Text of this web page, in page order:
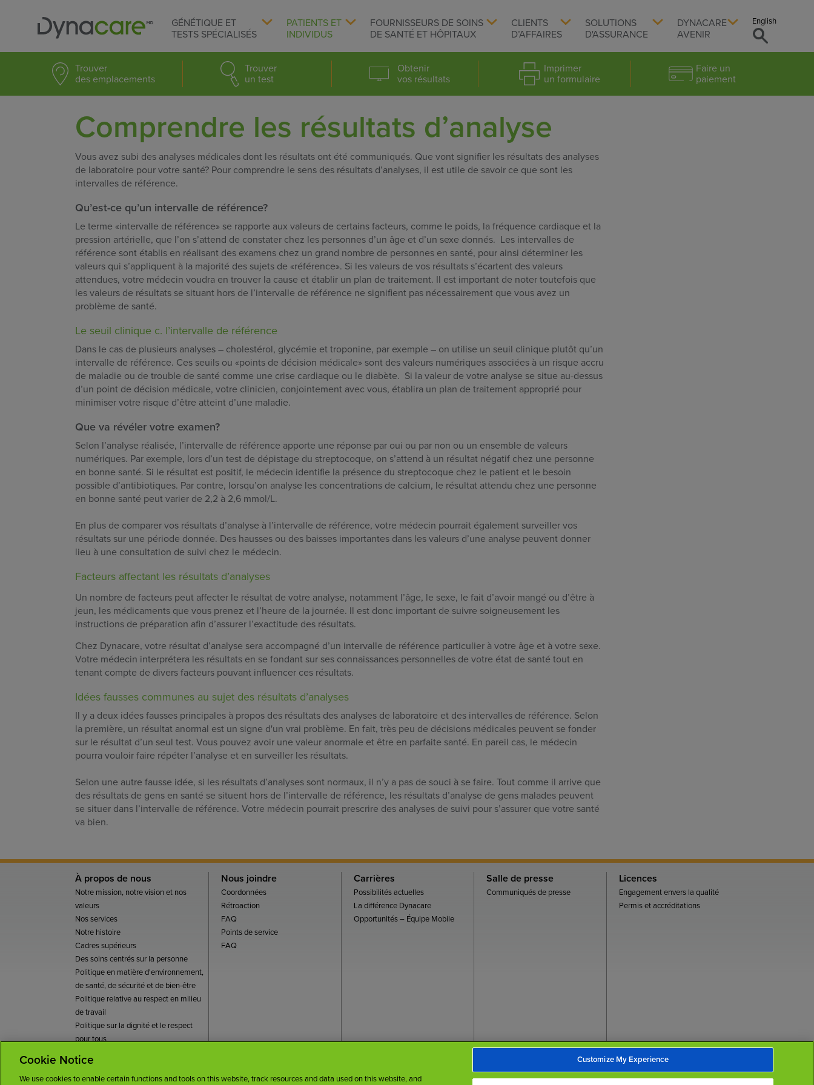
GÉNÉTIQUE ET
TESTS SPÉCIALISÉS
PATIENTS ET
INDIVIDUS
FOURNISSEURS DE SOINS
DE SANTÉ ET HÔPITAUX
CLIENTS
D’AFFAIRES
SOLUTIONS
D'ASSURANCE
DYNACARE
AVENIR
English
Trouver
des emplacements
Trouver
un test
Obtenir
vos résultats
Imprimer
un formulaire
Faire un
paiement
Comprendre les résultats d’analyse
Vous avez subi des analyses médicales dont les résultats ont été communiqués. Que vont signifier les résultats des analyses
de laboratoire pour votre santé? Pour comprendre le sens des résultats d’analyses, il est utile de savoir ce que sont les
intervalles de référence.
Qu’est-ce qu’un intervalle de référence?
Le terme «intervalle de référence» se rapporte aux valeurs de certains facteurs, comme le poids, la fréquence cardiaque et la
pression artérielle, que l’on s’attend de constater chez les personnes d’un âge et d’un sexe donnés. Les intervalles de
référence sont établis en réalisant des examens chez un grand nombre de personnes en santé, pour ainsi déterminer les
valeurs qui s’appliquent à la majorité des sujets de «référence». Si les valeurs de vos résultats s’écartent des valeurs
attendues, votre médecin voudra en trouver la cause et établir un plan de traitement. Il est important de noter toutefois que
les valeurs de résultats se situant hors de l’intervalle de référence ne signifient pas nécessairement que vous avez un
problème de santé.
Le seuil clinique c. l’intervalle de référence
Dans le cas de plusieurs analyses – cholestérol, glycémie et troponine, par exemple – on utilise un seuil clinique plutôt qu’un
intervalle de référence. Ces seuils ou «points de décision médicale» sont des valeurs numériques associées à un risque accru
de maladie ou de trouble de santé comme une crise cardiaque ou le diabète. Si la valeur de votre analyse se situe au-dessus
d’un point de décision médicale, votre clinicien, conjointement avec vous, établira un plan de traitement approprié pour
minimiser votre risque d’être atteint d’une maladie.
Que va révéler votre examen?
Selon l’analyse réalisée, l’intervalle de référence apporte une réponse par oui ou par non ou un ensemble de valeurs
numériques. Par exemple, lors d’un test de dépistage du streptocoque, on s’attend à un résultat négatif chez une personne
en bonne santé. Si le résultat est positif, le médecin identifie la présence du streptocoque chez le patient et le besoin
possible d’antibiotiques. Par contre, lorsqu’on analyse les concentrations de calcium, le résultat attendu chez une personne
en bonne santé peut varier de 2,2 à 2,6 mmol/L.
En plus de comparer vos résultats d’analyse à l’intervalle de référence, votre médecin pourrait également surveiller vos
résultats sur une période donnée. Des hausses ou des baisses importantes dans les valeurs d’une analyse peuvent donner
lieu à une consultation de suivi chez le médecin.
Facteurs affectant les résultats d’analyses
Un nombre de facteurs peut affecter le résultat de votre analyse, notamment l’âge, le sexe, le fait d’avoir mangé ou d’être à
jeun, les médicaments que vous prenez et l’heure de la journée. Il est donc important de suivre soigneusement les
instructions de préparation afin d’assurer l’exactitude des résultats.
Chez Dynacare, votre résultat d’analyse sera accompagné d’un intervalle de référence particulier à votre âge et à votre sexe.
Votre médecin interprétera les résultats en se fondant sur ses connaissances personnelles de votre état de santé tout en
tenant compte de divers facteurs pouvant influencer ces résultats.
Idées fausses communes au sujet des résultats d’analyses
Il y a deux idées fausses principales à propos des résultats des analyses de laboratoire et des intervalles de référence. Selon
la première, un résultat anormal est un signe d'un vrai problème. En fait, très peu de décisions médicales peuvent se fonder
sur le résultat d’un seul test. Vous pouvez avoir une valeur anormale et être en parfaite santé. En pareil cas, le médecin
pourra vouloir faire répéter l’analyse et en surveiller les résultats.
Selon une autre fausse idée, si les résultats d’analyses sont normaux, il n’y a pas de souci à se faire. Tout comme il arrive que
des résultats de gens en santé se situent hors de l’intervalle de référence, les résultats d’analyse de gens malades peuvent
se situer dans l’intervalle de référence. Votre médecin pourrait prescrire des analyses de suivi pour s’assurer que votre santé
va bien.
À propos de nous
Notre mission, notre vision et nos
valeurs
Nos services
Notre histoire
Cadres supérieurs
Des soins centrés sur la personne
Politique en matière d'environnement,
de santé, de sécurité et de bien-être
Politique relative au respect en milieu
de travail
Politique sur la dignité et le respect
pour tous
Nous joindre
Coordonnées
Rétroaction
FAQ
Points de service
FAQ
Carrières
Possibilités actuelles
La différence Dynacare
Opportunités – Équipe Mobile
Salle de presse
Communiqués de presse
Licences
Engagement envers la qualité
Permis et accréditations
Conditions d'utilisation Politique sur la protection des renseignements personnels
Cookie Notice
We use cookies to enable certain functions and tools on this website, track resources and data used on this website, and
Customize My Experience